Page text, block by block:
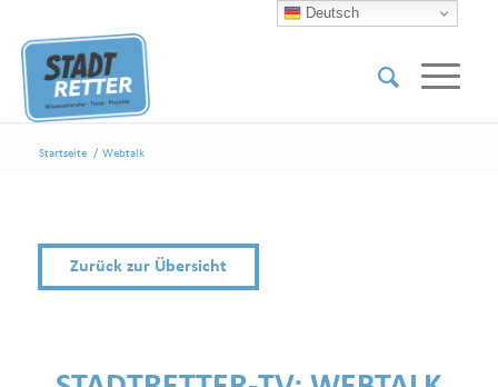
Startseite / Webtalk
Zurück zur Übersicht
Deutsch